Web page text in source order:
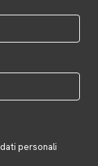
personali